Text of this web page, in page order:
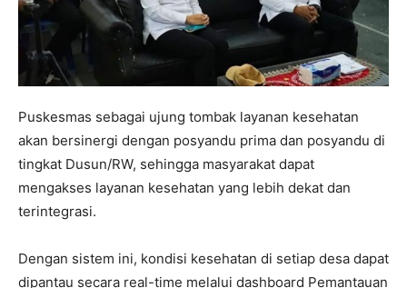
Puskesmas sebagai ujung tombak layanan kesehatan
akan bersinergi dengan posyandu prima dan posyandu di
tingkat Dusun/RW, sehingga masyarakat dapat
mengakses layanan kesehatan yang lebih dekat dan
terintegrasi.
Dengan sistem ini, kondisi kesehatan di setiap desa dapat
dipantau secara real-time melalui dashboard Pemantauan